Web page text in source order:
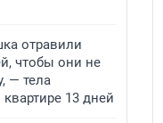
отравили
чтобы они не
— тела
13 дней